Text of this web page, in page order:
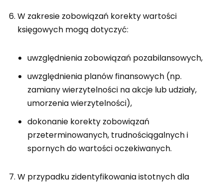
W zakresie zobowiązań korekty wartości
księgowych mogą dotyczyć:
uwzględnienia zobowiązań pozabilansowych,
uwzględnienia planów finansowych (np.
zamiany wierzytelności na akcje lub udziały,
umorzenia wierzytelności),
dokonanie korekty zobowiązań
przeterminowanych, trudnościągalnych i
spornych do wartości oczekiwanych.
W przypadku zidentyfikowania istotnych dla